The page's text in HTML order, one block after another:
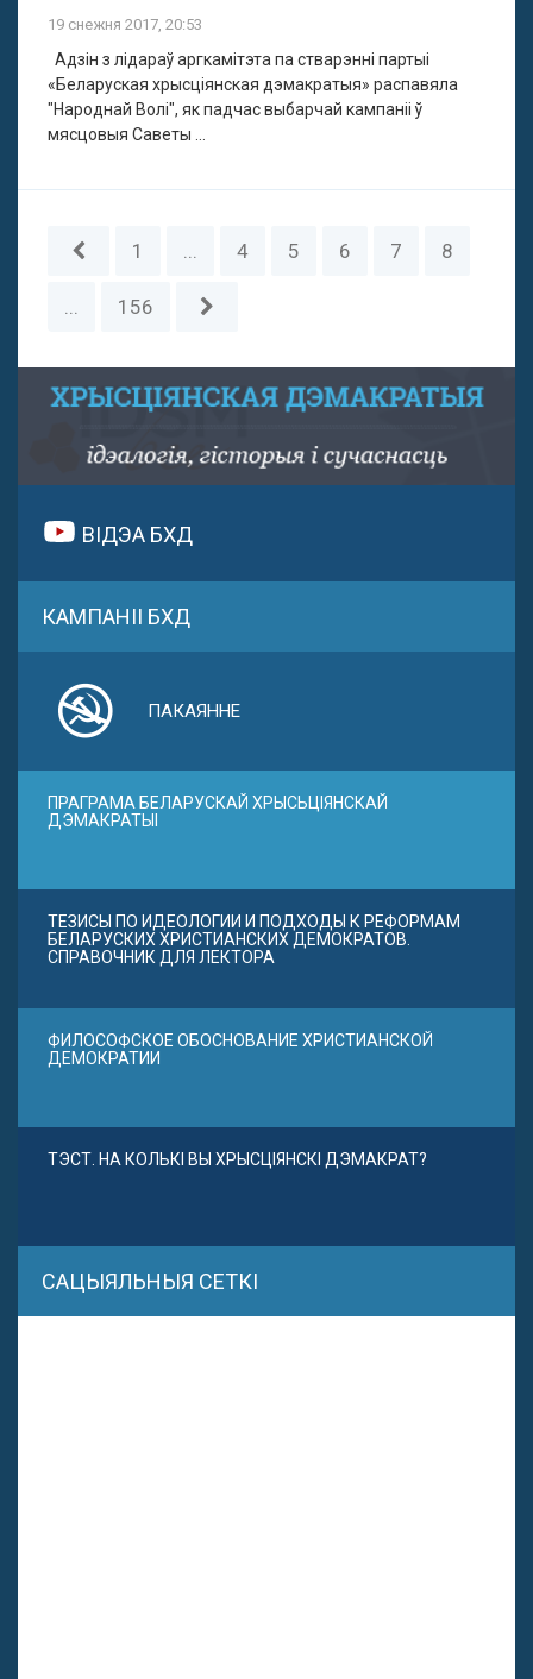
19 снежня 2017, 20:53
Адзін з лідараў аргкамітэта па стварэнні партыі
«Беларуская хрысціянская дэмакратыя» распавяла
"Народнай Волі", як падчас выбарчай кампаніі ў
мясцовыя Саветы ...
1 ... 4 5 6 7 8
... 156
ВІДЭА БХД
КАМПАНІІ БХД
ПАКАЯННЕ
ПРАГРАМА БЕЛАРУСКАЙ ХРЫСЬЦІЯНСКАЙ
ДЭМАКРАТЫІ
ТЕЗИСЫ ПО ИДЕОЛОГИИ И ПОДХОДЫ К РЕФОРМАМ
БЕЛАРУСКИХ ХРИСТИАНСКИХ ДЕМОКРАТОВ.
СПРАВОЧНИК ДЛЯ ЛЕКТОРА
ФИЛОСОФСКОЕ ОБОСНОВАНИЕ ХРИСТИАНСКОЙ
ДЕМОКРАТИИ
ТЭСТ. НА КОЛЬКІ ВЫ ХРЫСЦІЯНСКІ ДЭМАКРАТ?
САЦЫЯЛЬНЫЯ СЕТКІ